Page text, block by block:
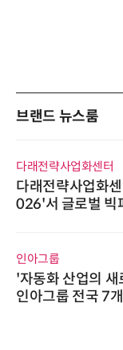
브랜드 뉴스룸
다래전략사업화센터
다래전략사업화
026'서 글로벌 빅
인아그룹
'자동화 산업의
인아그룹 전국 7